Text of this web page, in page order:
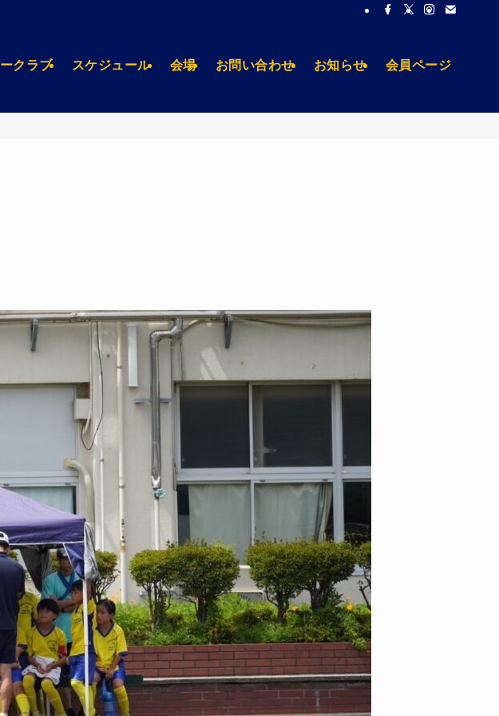
クラブ スケジュール 会場 お問い合わせ お知らせ 会員ページ